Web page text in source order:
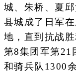
城、朱桥、夏
县城成了日军
地，直到抗战
第8集团军第21
和骑兵队1300